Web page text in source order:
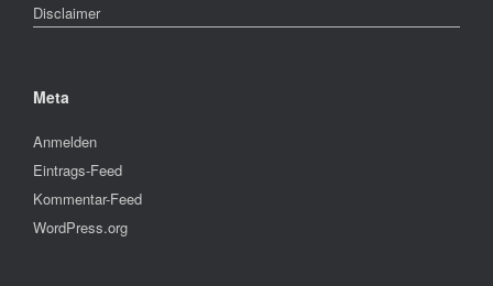
Disclaimer
Meta
Anmelden
Eintrags-Feed
Kommentar-Feed
WordPress.org